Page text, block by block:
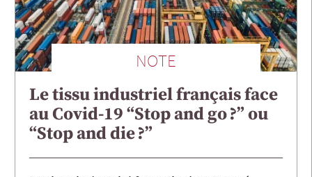
NOTE
Le tissu industriel français face
au Covid-19 “Stop and go ?” ou
“Stop and die ?”